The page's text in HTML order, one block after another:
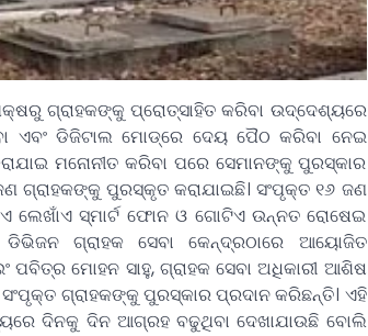
ଗ୍ରାହକଙ୍କୁ ପ୍ରୋତ୍ସାହିତ କରିବା ଉଦ୍ଦେଶ୍ୟରେ
ଏବଂ ଡିଜିଟାଲ ମୋଡ୍‌ରେ ଦେୟ ପୈଠ କରିବା ନେଇ
ମନୋନୀତ କରିବା ପରେ ସେମାନଙ୍କୁ ପୁରସ୍କାର
ଗ୍ରାହକଙ୍କୁ ପୁରସ୍କୃତ କରାଯାଇଛି।ସଂପୃକ୍ତ ୧୬ ଜଣ
ଲେଖାଁଏ ସ୍ମାର୍ଟ ଫୋନ ଓ ଗୋଟିଏ ଉନ୍ନତ ରୋଷେଇ
ଗ୍ରାହକ ସେବା କେନ୍ଦ୍ରଠାରେ ଆୟୋଜିତ
ମୋହନ ସାହୁ, ଗ୍ରାହକ ସେବା ଅଧିକାରୀ ଆଶିଷ
ଗ୍ରାହକଙ୍କୁ ପୁରସ୍କାର ପ୍ରଦାନ କରିଛନ୍ତି। ଏହି
ଦିନକୁ ଦିନ ଆଗ୍ରହ ବଢୁଥିବା ଦେଖାଯାଉଛି ବୋଲି